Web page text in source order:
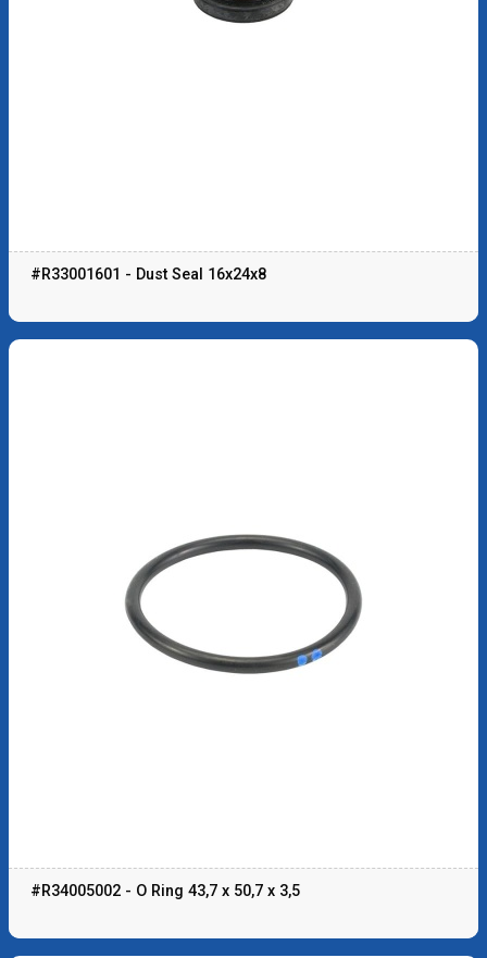
#R33001601 - Dust Seal 16x24x8
#R34005002 - O Ring 43,7 x 50,7 x 3,5